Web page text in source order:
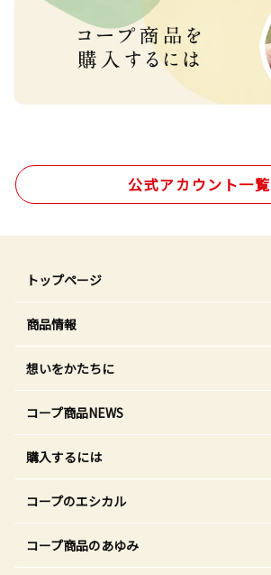
公式アカウント一覧
トップページ
商品情報
想いをかたちに
コープ商品NEWS
購入するには
コープのエシカル
コープ商品のあゆみ